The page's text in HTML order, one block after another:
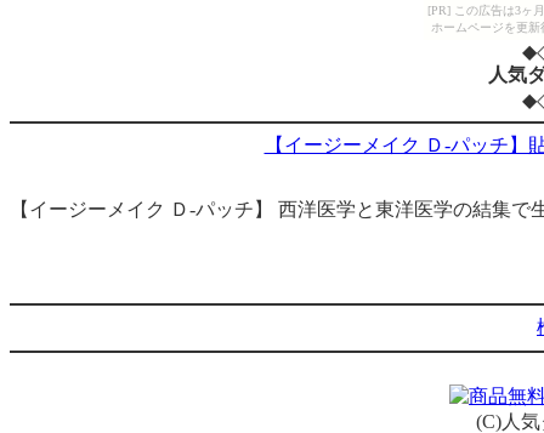
[PR] この広告は3ヶ
ホームページを更
人気
【イージーメイク Ｄ-パッチ】
【イージーメイク Ｄ-パッチ】 西洋医学と東洋医学の結集
(C)人